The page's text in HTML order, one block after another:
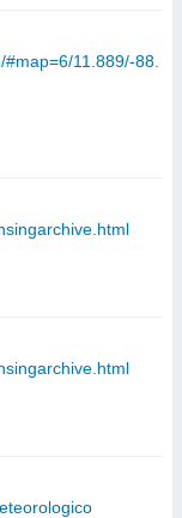
11.889/-88.